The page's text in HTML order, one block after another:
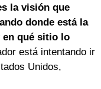
la visión que
donde está la
en qué sitio lo
está intentando ir
Unidos,